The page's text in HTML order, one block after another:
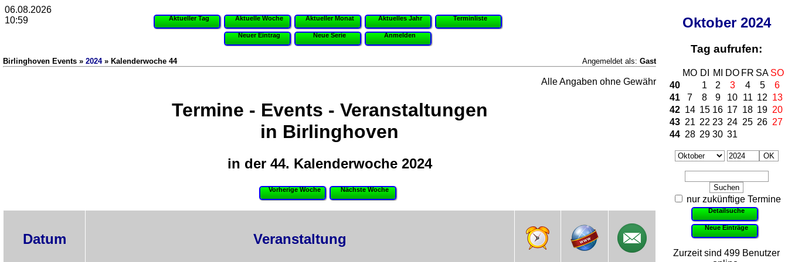
Oktober 2024
Tag aufrufen:
MO DI MI DO FR SA SO
40
1 2 3 4 5
6
41
7 8 9 10 11 12 13
42 14 15 16 17 18 19 20
43 21 22 23 24 25 26 27
44 28 29 30 31
nur zukünftige Termine
Detailsuche
Neue Einträge
Zurzeit sind 499 Benutzer
Aktueller Tag Aktuelle Woche Aktueller Monat Aktuelles Jahr Terminliste
Neuer Eintrag Neue Serie Anmelden
Birlinghoven Events » 2024» Kalenderwoche 44 Angemeldet als: Gast
Alle Angaben ohne Gewähr
Termine - Events - Veranstaltungen
in Birlinghoven
in der 44. Kalenderwoche 2024
Vorherige Woche Nächste Woche
Datum Veranstaltung
06.08.2026
10:59